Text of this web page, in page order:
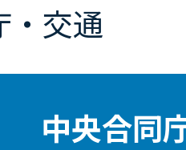
・交通
中央合同